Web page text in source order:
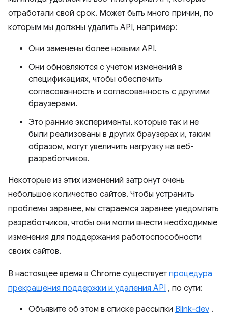
отработали свой срок. Может быть много причин, по
которым мы должны удалить API, например:
Они заменены более новыми API.
Они обновляются с учетом изменений в
спецификациях, чтобы обеспечить
согласованность и согласованность с другими
браузерами.
Это ранние эксперименты, которые так и не
были реализованы в других браузерах и, таким
образом, могут увеличить нагрузку на веб-
разработчиков.
Некоторые из этих изменений затронут очень
небольшое количество сайтов. Чтобы устранить
проблемы заранее, мы стараемся заранее уведомлять
разработчиков, чтобы они могли внести необходимые
изменения для поддержания работоспособности
своих сайтов.
В настоящее время в Chrome существует процедура
прекращения поддержки и удаления API , по сути:
Объявите об этом в списке рассылки Blink-dev .